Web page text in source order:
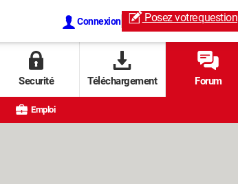
Connexion Posez votrequestion
Securité Téléchargement Forum
Emploi